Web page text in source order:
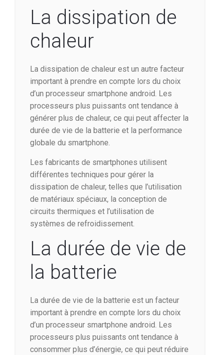
La dissipation de
chaleur
La dissipation de chaleur est un autre facteur
important à prendre en compte lors du choix
d’un processeur smartphone android. Les
processeurs plus puissants ont tendance à
générer plus de chaleur, ce qui peut affecter la
durée de vie de la batterie et la performance
globale du smartphone.
Les fabricants de smartphones utilisent
différentes techniques pour gérer la
dissipation de chaleur, telles que l’utilisation
de matériaux spéciaux, la conception de
circuits thermiques et l’utilisation de
systèmes de refroidissement.
La durée de vie de
la batterie
La durée de vie de la batterie est un facteur
important à prendre en compte lors du choix
d’un processeur smartphone android. Les
processeurs plus puissants ont tendance à
consommer plus d’énergie, ce qui peut réduire